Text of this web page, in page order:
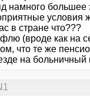
намного
условия
в стране что???
(вроде как на
что те же
на больничный